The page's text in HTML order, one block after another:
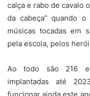
calça e rabo de cavalo
da cabeça” quando
músicas tocadas em
pela escola, pelos
Ao todo são 216
implantadas até